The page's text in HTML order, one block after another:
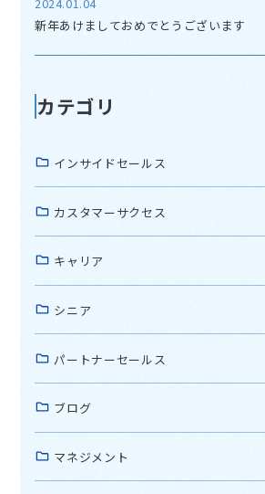
2024.01.04
新年あけましておめでとうございます
カテゴリ
インサイドセールス
カスタマーサクセス
キャリア
シニア
パートナーセールス
ブログ
マネジメント